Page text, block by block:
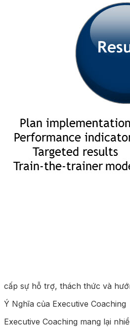
cấp sự hỗ trợ, thách thức và
Ý Nghĩa của Executive Coaching
Executive Coaching mang lại